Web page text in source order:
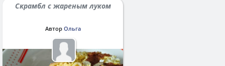
Скрамбл с жареным луком
Автор Ольга